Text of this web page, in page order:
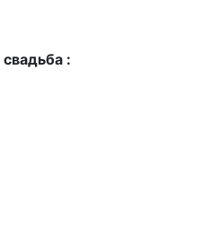
свадьба :